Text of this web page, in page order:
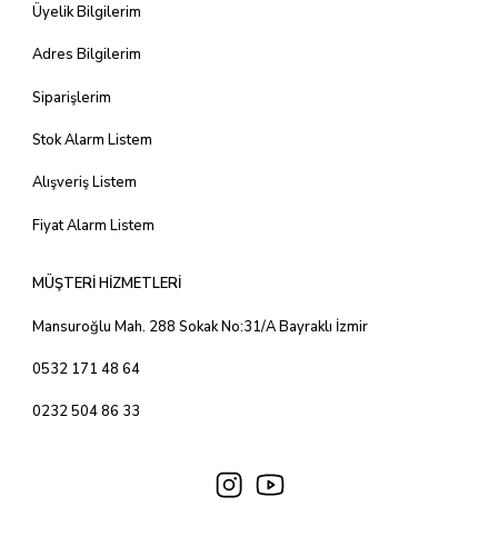
Üyelik Bilgilerim
Adres Bilgilerim
Siparişlerim
Stok Alarm Listem
Alışveriş Listem
Fiyat Alarm Listem
MÜŞTERİ HİZMETLERİ
Mansuroğlu Mah. 288 Sokak No:31/A Bayraklı İzmir
0532 171 48 64
0232 504 86 33